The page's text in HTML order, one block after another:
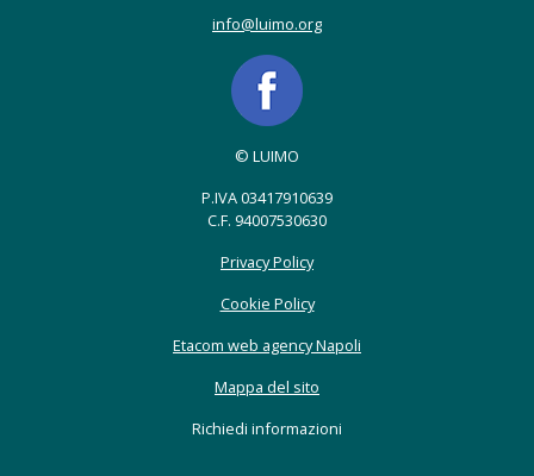
info@luimo.org
© LUIMO
P.IVA 03417910639
C.F. 94007530630
Privacy Policy
Cookie Policy
Etacom web agency Napoli
Mappa del sito
Richiedi informazioni